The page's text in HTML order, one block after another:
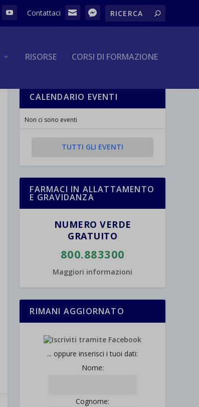
RISORSE CORSI DI FORMAZIONE
CALENDARIO EVENTI
Non ci sono eventi
TUTTI GLI EVENTI
FARMACI IN ALLATTAMENTO
E GRAVIDANZA
NUMERO VERDE
GRATUITO
800.883300
Maggiori informazioni
RIMANI AGGIORNATO
... oppure inserisci i tuoi dati:
Nome:
Cognome: